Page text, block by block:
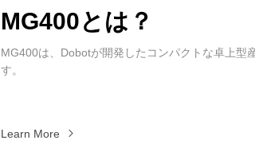
MG400とは？
MG400は、Dobotが開発したコンパクトな卓上型
す。
Learn More